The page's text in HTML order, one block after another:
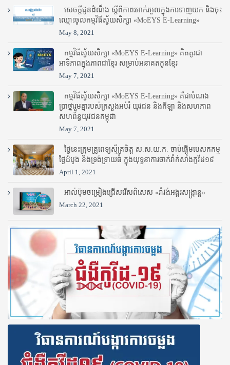
សេចក្តីជូនដំណឹង ស្តី​ពីភាព​រអាក់រអួល​ក្នុងការ​ទាញ​យក និង​ចុះ​
ឈ្មោះ​ចូល​កម្មវិធី​ស្វ័យសិក្សា «MoEYS E-Learning»
May 8, 2021
កម្មវិធីស្វ័យសិក្សា «MoEYS E-Learning» គិតគូរជា
អាទិភាពក្នុងភាពជាខ្មែរ សម្រាប់អនាគតកូនខ្មែរ
May 7, 2021
កម្មវិធីស្វ័យសិក្សា «MoEYS E-Learning» គឺជាបំណង
ប្រាថ្នារួមគ្នារបស់ក្រសួងអប់រំ​ យុវជន និងកីឡា និងសហភាព
សហព័ន្ធយុវជនកម្ពុជា
May 7, 2021
ថ្ងៃនេះក្រុមគ្រូពេទ្យស្ម័គ្រចិត្ត ស.ស.យ.ក. ចាប់ផ្តើមបេសកកម្ម
ថ្ងៃដំបូង និងទ្រង់ទ្រាយធំ ក្នុងយុទ្ធនាការចាក់វ៉ាក់សាំងកូវីដ១៩
April 1, 2021
អាល់ប៊ុមចម្រៀងជ្រើសរើសពិសេស «រាំវង់អង្គរសង្ក្រាន្ត»
March 22, 2021